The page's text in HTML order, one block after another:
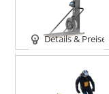
Details & Preise